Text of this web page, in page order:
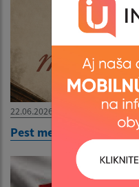
22.06.2026
Pest megér egy estet